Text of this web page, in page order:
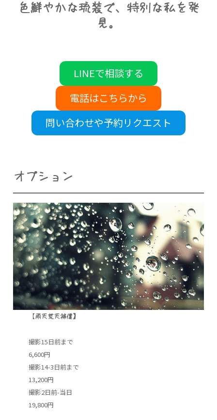
色鮮やかな琉装で、特別な私を発
見。
LINEで相談する
電話はこちらから
問い合わせや予約リクエスト
オプション
【雨天荒天補償】
撮影15日前まで
6,600円
撮影14-3日前まで
13,200円
撮影2日前-当日
19,800円